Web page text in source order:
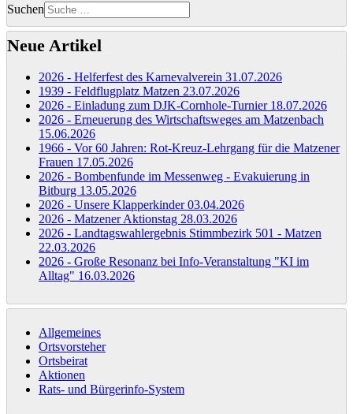
Suchen
Neue Artikel
2026 - Helferfest des Karnevalverein 31.07.2026
1939 - Feldflugplatz Matzen 23.07.2026
2026 - Einladung zum DJK-Cornhole-Turnier 18.07.2026
2026 - Erneuerung des Wirtschaftsweges am Matzenbach
15.06.2026
1966 - Vor 60 Jahren: Rot-Kreuz-Lehrgang für die Matzener
Frauen 17.05.2026
2026 - Bombenfunde im Messenweg - Evakuierung in
Bitburg 13.05.2026
2026 - Unsere Klapperkinder03.04.2026
2026 - Matzener Aktionstag 28.03.2026
2026 - Landtagswahlergebnis Stimmbezirk 501 - Matzen
22.03.2026
2026 - Große Resonanz bei Info-Veranstaltung "KI im
Alltag" 16.03.2026
Allgemeines
Ortsvorsteher
Ortsbeirat
Aktionen
Rats- und Bürgerinfo-System